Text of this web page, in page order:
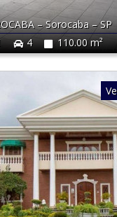
–Sorocaba–SP
4 110.00 m²